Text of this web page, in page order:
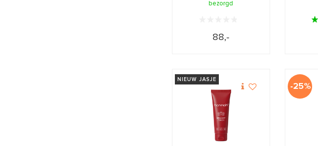
lichtgroene ond ...
bezorgd
88,-
NIEUW JASJE
-25%